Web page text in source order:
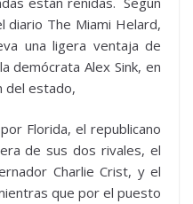
diario The Miami Helard,
una ligera ventaja de
demócrata Alex Sink, en
del estado,
Florida, el republicano
de sus dos rivales, el
Charlie Crist, y el
que por el puesto